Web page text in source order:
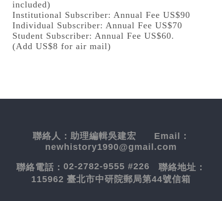
included)
Institutional Subscriber: Annual Fee US$90
Individual Subscriber: Annual Fee US$70
Student Subscriber: Annual Fee US$60.
(Add US$8 for air mail)
聯絡人： 助理編輯吳建宏 Email：
newhistory1990@gmail.com
聯絡電話： 02-2782-9555 #226 聯絡地址：
115962 臺北市中研院郵局第44號信箱